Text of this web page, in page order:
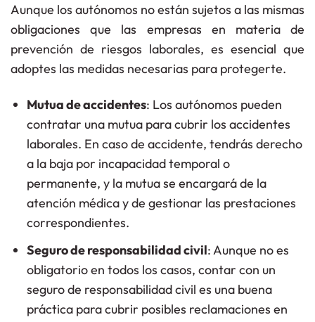
Aunque los autónomos no están sujetos a las mismas
obligaciones que las empresas en materia de
prevención de riesgos laborales, es esencial que
adoptes las medidas necesarias para protegerte.
Mutua de accidentes: Los autónomos pueden
contratar una mutua para cubrir los accidentes
laborales. En caso de accidente, tendrás derecho
a la baja por incapacidad temporal o
permanente, y la mutua se encargará de la
atención médica y de gestionar las prestaciones
correspondientes.
Seguro de responsabilidad civil: Aunque no es
obligatorio en todos los casos, contar con un
seguro de responsabilidad civil es una buena
práctica para cubrir posibles reclamaciones en